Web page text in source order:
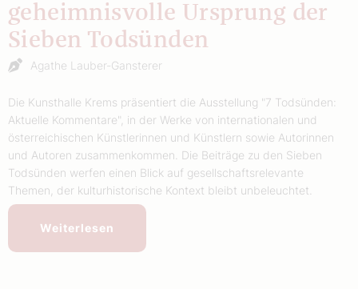
geheimnisvolle Ursprung der
Sieben Todsünden
Agathe Lauber-Gansterer
Die Kunsthalle Krems präsentiert die Ausstellung "7 Todsünden:
Aktuelle Kommentare", in der Werke von internationalen und
österreichischen Künstlerinnen und Künstlern sowie Autorinnen
und Autoren zusammenkommen. Die Beiträge zu den Sieben
Todsünden werfen einen Blick auf gesellschaftsrelevante
Themen, der kulturhistorische Kontext bleibt unbeleuchtet.
Weiterlesen